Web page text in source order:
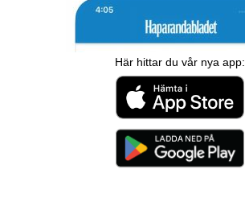
Här hittar du vår nya app: